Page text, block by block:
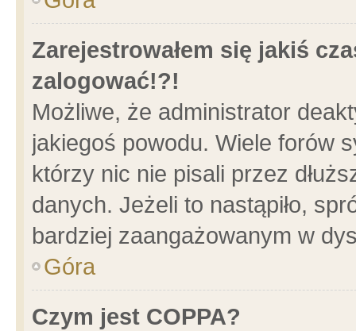
Zarejestrowałem się jakiś
zalogować!?!
Możliwe, że administrator
jakiegoś powodu. Wiele forów
którzy nic nie pisali przez
danych. Jeżeli to nastąpiło,
bardziej zaangażowanym w
Góra
Czym jest COPPA?